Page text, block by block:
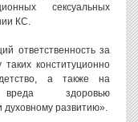
сексуальных
КС.
ответственность за
конституционно
а также на
здоровью
духовному развитию».